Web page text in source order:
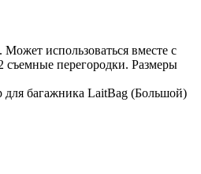
использоваться вместе с
перегородки. Размеры
для багажника LaitBag (Большой)